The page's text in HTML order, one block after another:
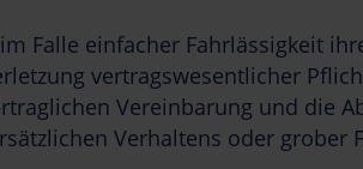
Falle einfacher Fahrlässigkeit
vertragswesentlicher
Vereinbarung und die
Verhaltens oder grober